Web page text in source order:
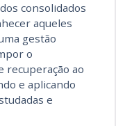
consolidados
aqueles
gestão
o
recuperação ao
e aplicando
e